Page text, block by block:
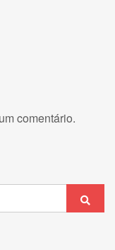
comentário.